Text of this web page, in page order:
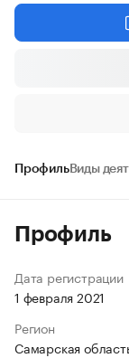
ПрофильВиды
Профиль
Дата регистрации
1 февраля 2021
Регион
Самарская